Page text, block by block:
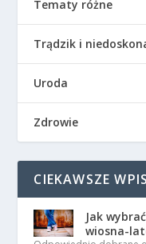
Tematy różne
Trądzik i
Uroda
Zdrowie
CIEKAWSZE
Jak
wiosna-